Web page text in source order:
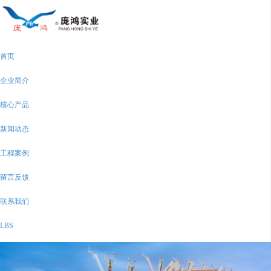
首页
企业简介
核心产品
新闻动态
工程案例
留言反馈
联系我们
LBS